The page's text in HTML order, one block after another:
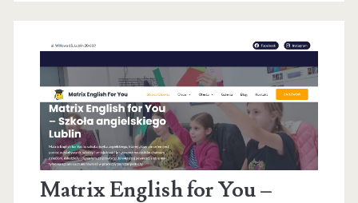
OlimpiaSport.pl
Matrix English for You –